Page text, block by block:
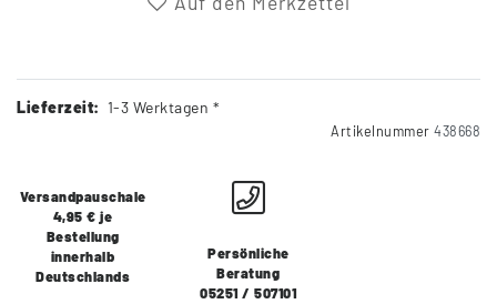
Lieferzeit: 1-3 Werktagen *
Artikelnummer 438668
Versandpauschale
4,95 € je
Bestellung
innerhalb
Deutschlands
Persönliche
Beratung
05251 / 507101